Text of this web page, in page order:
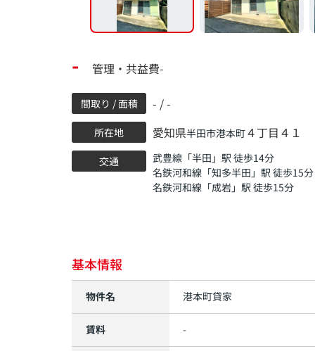
- 管理・共益費-
間取り / 面積 - / -
所在地 愛知県半田市港本町４丁目４１
交通 武豊線 「半田 」駅 徒歩14分
名鉄河和線 「知多半田 」駅 徒歩15分
名鉄河和線 「成岩」駅 徒歩15分
基本情報
物件名 港本町貸家
賃料 -